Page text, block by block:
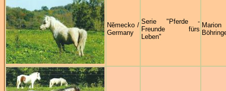
Německo /
Germany
Serie "Pferde -
Freunde fürs
Leben"
Marion